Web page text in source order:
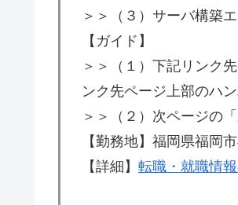
＞＞（３）サーバ構築
【ガイド】
＞＞（１）下記リンク
ンク先ページ上部のハ
＞＞（２）次ページの
【勤務地】福岡県福岡
【詳細】 転職・就職情